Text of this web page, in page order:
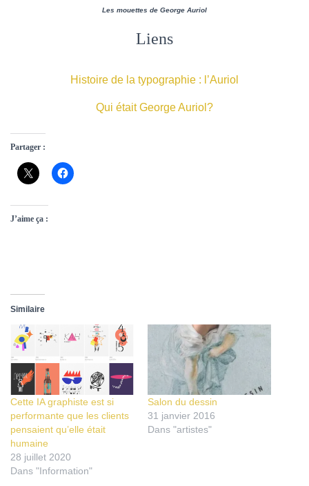
Les mouettes de George Auriol
Liens
Histoire de la typographie : l’Auriol
Qui était George Auriol?
Partager :
J’aime ça :
Similaire
Cette IA graphiste est si
performante que les clients
pensaient qu’elle était
humaine
28 juillet 2020
Dans "Information"
Salon du dessin
31 janvier 2016
Dans "artistes"